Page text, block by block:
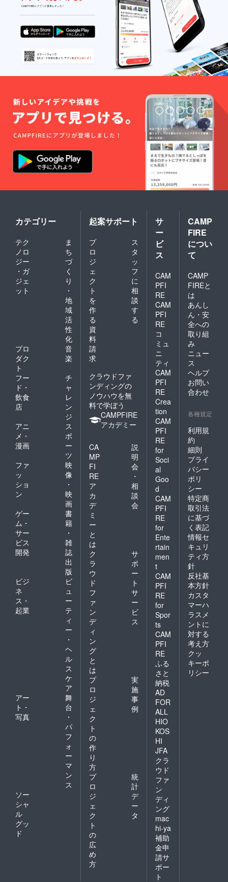
カテゴリー
テク
ノロ
ジー
・ガ
ジェ
ット
ま
ち
づ
く
り
・
地
域
活
性
化
プロ
ダク
ト
音
楽
フー
ド・
飲食
店
チ
ャ
レ
ン
ジ
アニ
メ・
漫画
ス
ポ
ー
ツ
ファ
ッ
ショ
ン
映
像
・
映
画
ゲー
ム・
サー
ビス
開発
書
籍
・
雑
誌
出
版
ビジ
ネ
ス・
起業
ビ
ュ
ー
テ
ィ
ー
・
ヘ
ル
ス
ケ
ア
アー
ト・
写真
舞
台
・
パ
フ
ォ
ー
マ
ン
ス
ソー
シャ
ル
グッ
ド
起案サポート
プ
ロ
ジ
ェ
ク
ト
を
作
る
ス
タ
ッ
フ
に
相
談
す
る
資
料
請
求
クラウドファ
ンディングの
ノウハウを無
料で学ぼう
CAMPFIRE
アカデミー
CA
MP
FI
RE
ア
カ
デ
ミ
ー
と
は
説
明
会
・
相
談
会
ク
ラ
ウ
ド
フ
ァ
ン
デ
ィ
ン
グ
と
は
サ
ポ
ー
ト
サ
ー
ビ
ス
プ
ロ
ジ
ェ
ク
ト
の
作
り
方
実
施
事
例
プ
ロ
ジ
ェ
ク
ト
の
広
め
方
統
計
デ
ー
タ
サ
ー
ビ
ス
CAM
PFI
RE
CAM
PFI
RE
コ
ミュ
ニ
ティ
CAM
PFI
RE
Crea
tion
CAM
PFI
RE
for
Soci
al
Goo
d
CAM
PFI
RE
for
Ente
rtain
men
t
CAM
PFI
RE
for
Spor
ts
CAM
PFI
RE
ふる
さと
納税
AD
FOR
ALL
HIO
KOS
HI
JFA
クラ
ウド
ファ
ン
ディ
ング
mac
hi-ya
補助
金申
請サ
ポー
ト
CAMP
FIRE
につい
て
CAMP
FIREと
は
あんし
ん・安
全への
取り組
み
ニュー
ス
ヘルプ
お問い
合わせ
各種規定
利用規
約
細則
プライ
バシー
ポリ
シー
特定商
取引法
に基づ
く表記
情報セ
キュリ
ティ方
針
反社基
本方針
カスタ
マーハ
ラスメ
ントに
対する
考え方
クッ
キーポ
リシー